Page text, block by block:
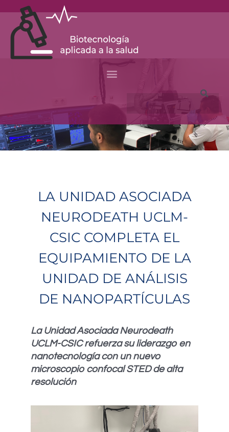
content
Search
LA UNIDAD ASOCIADA
NEURODEATH UCLM-
CSIC COMPLETA EL
EQUIPAMIENTO DE LA
UNIDAD DE ANÁLISIS
DE NANOPARTÍCULAS
La Unidad Asociada Neurodeath
UCLM-CSIC refuerza su liderazgo en
nanotecnología con un nuevo
microscopio confocal STED de alta
resolución